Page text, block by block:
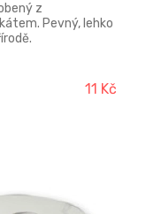
z
Pevný, lehko
11 Kč